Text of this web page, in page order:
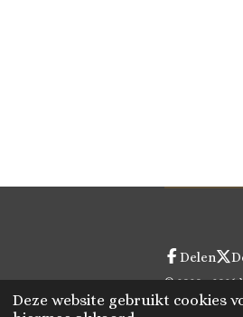
Deze website gebruikt cookies
Delen
© 2020 - 2026